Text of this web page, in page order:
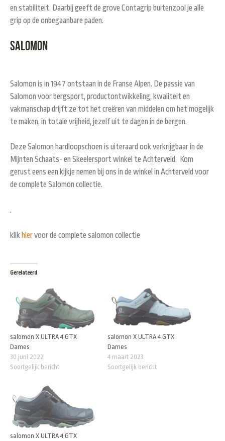
en stabiliteit. Daarbij geeft de grove Contagrip buitenzool je alle
grip op de onbegaanbare paden.
Salomon
Salomon is in 1947 ontstaan in de Franse Alpen. De passie van
Salomon voor bergsport, productontwikkeling, kwaliteit en
vakmanschap drijft ze tot het creëren van middelen om het mogelijk
te maken, in totale vrijheid, jezelf uit te dagen in de bergen.
Deze Salomon hardloopschoen is uiteraard ook verkrijgbaar in de
Mijnten Schaats- en Skeelersport winkel te Achterveld. Kom
gerust eens een kijkje nemen bij ons in de winkel in Achterveld voor
de complete Salomon collectie.
.
klik hiervoor de complete salomon collectie
Gerelateerd
salomon X ULTRA 4 GTX
Dames
30 juni 2022
Soortgelijk bericht
salomon X ULTRA 4 GTX
Dames
4 maart 2023
Soortgelijk bericht
salomon X ULTRA 4 GTX